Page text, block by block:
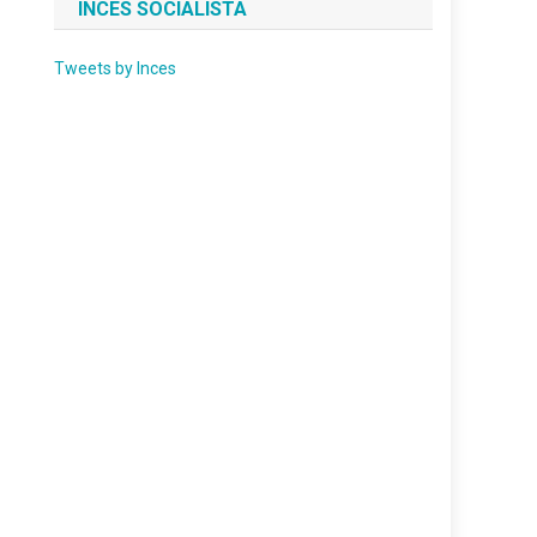
INCES SOCIALISTA
Tweets by Inces